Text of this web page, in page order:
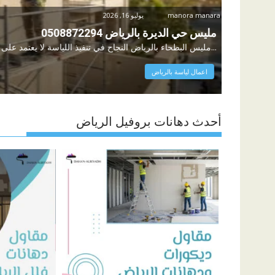
manora manara
مليس حي الديرة بالرياض 0508872294
مليس البطحاء بالرياض النجاح في تنفيذ اللياسة لا يعتمد على جودة الأسمنت...
اعمال لياسة بالرياض
أحدث دهانات بروفيل الرياض